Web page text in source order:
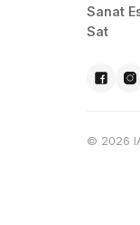
Sanat
Sat
© 2026